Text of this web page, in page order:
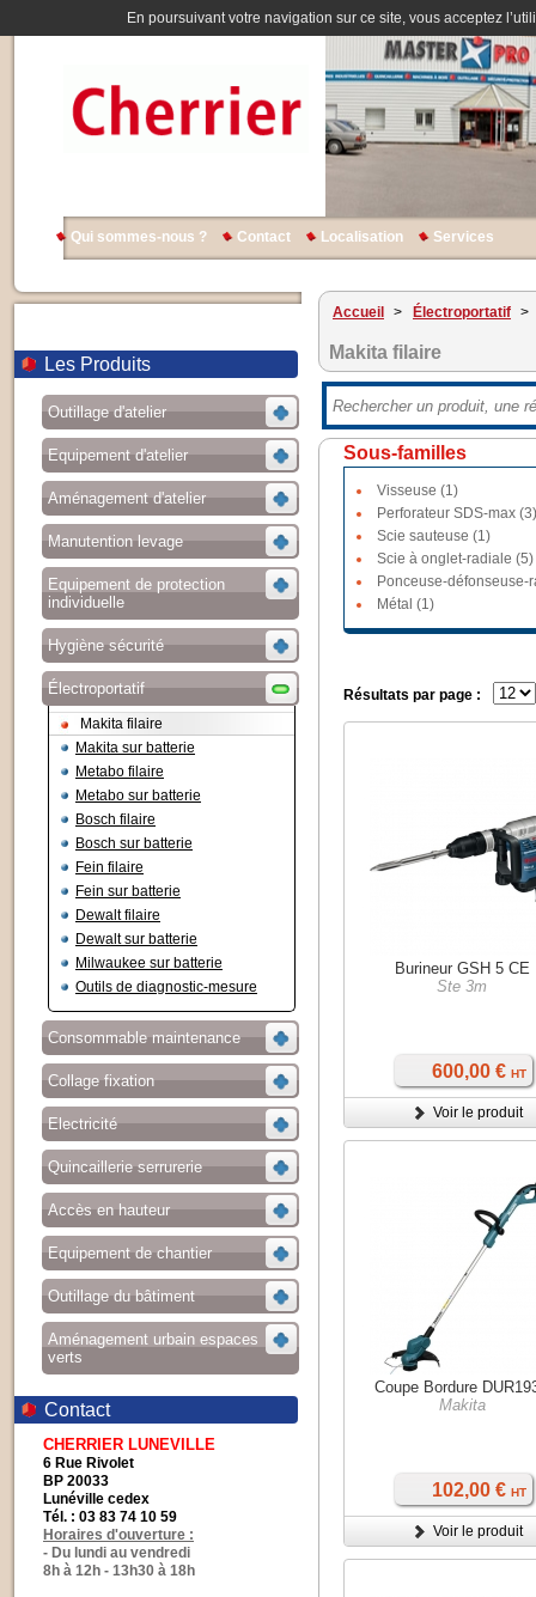
En poursuivant votre navigation sur ce site, vous acceptez
Qui sommes-nous ? Contact Localisation Services
Les Produits
Outillage d'atelier
Equipement d'atelier
Aménagement d'atelier
Manutention levage
Equipement de protection
individuelle
Hygiène sécurité
Électroportatif
Makita filaire
Makita sur batterie
Metabo filaire
Metabo sur batterie
Bosch filaire
Bosch sur batterie
Fein filaire
Fein sur batterie
Dewalt filaire
Dewalt sur batterie
Milwaukee sur batterie
Outils de diagnostic-mesure
Consommable maintenance
Collage fixation
Electricité
Quincaillerie serrurerie
Accès en hauteur
Equipement de chantier
Outillage du bâtiment
Aménagement urbain espaces
verts
Contact
CHERRIER LUNEVILLE
6 Rue Rivolet
BP 20033
Lunéville cedex
Tél. : 03 83 74 10 59
Horaires d'ouverture :
- Du lundi au vendredi
8h à 12h - 13h30 à 18h
Accueil > Électroportatif >
Makita filaire
Sous-familles
Visseuse (1)
Perforateur SDS-max (3)
Scie sauteuse (1)
Scie à onglet-radiale (5)
Ponceuse-défonseuse-
Métal (1)
Résultats par page :
Burineur GSH 5 CE
Ste 3m
600,00 € HT
Voir le produit
Coupe Bordure
Makita
102,00 € HT
Voir le produit